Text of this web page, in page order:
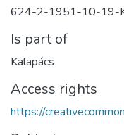
624-2-1951-10-19-
Is part of
Kalapács
Access rights
https://